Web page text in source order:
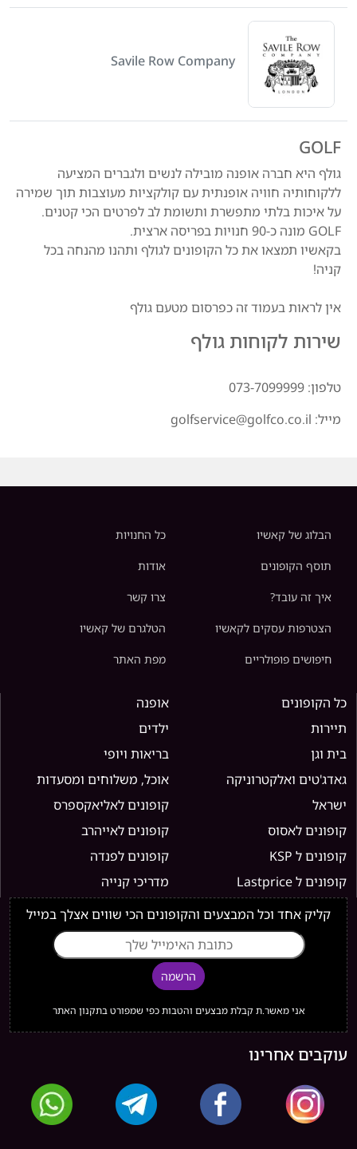
Savile Row Company
GOLF
גולף היא חברה אופנה מובילה לנשים ולגברים המציעה
ללקוחותיה חוויה אופנתית עם קולקציות מעוצבות תוך שמירה
על איכות בלתי מתפשרת ותשומת לב לפרטים הכי קטנים.
GOLF מונה כ-90 חנויות בפריסה ארצית.
בקאשיו תמצאו את כל הקופונים לגולף ותהנו מהנחה בכל
קניה!
אין לראות בעמוד זה כפרסום מטעם גולף
שירות לקוחות גולף
טלפון: 073-7099999
מייל: golfservice@golfco.co.il
הבלוג של קאשיו כל החנויות
תוסף הקופונים אודות
איך זה עובד? צרו קשר
הצטרפות עסקים לקאשיו הטלגרם של קאשיו
חיפושים פופולריים מפת האתר
כל הקופונים
אופנה
תיירות
ילדים
בית וגן
בריאות ויופי
גאדג'טים ואלקטרוניקה
אוכל, משלוחים ומסעדות
ישראל
קופונים לאליאקספרס
קופונים לאסוס
קופונים לאייהרב
קופונים ל KSP
קופונים לפנדה
קופונים ל Lastprice
מדריכי קנייה
קליק אחד וכל המבצעים והקופונים הכי שווים אצלך במייל
הרשמה
אני מאשר.ת קבלת מבצעים והטבות כפי שמפורט בתקנון האתר
עוקבים אחרינו